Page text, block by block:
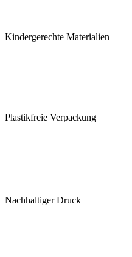
Kindergerechte Materialien
Plastikfreie Verpackung
Nachhaltiger Druck